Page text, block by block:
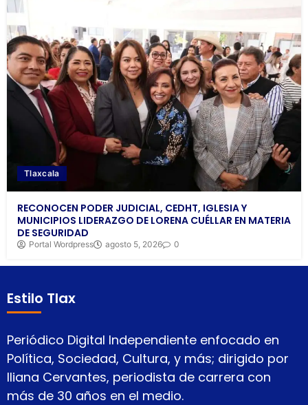
Tlaxcala
RECONOCEN PODER JUDICIAL, CEDHT, IGLESIA Y
MUNICIPIOS LIDERAZGO DE LORENA CUÉLLAR EN MATERIA
DE SEGURIDAD
Portal Wordpress agosto 5, 2026 0
Estilo Tlax
Periódico Digital Independiente enfocado en
Política, Sociedad, Cultura, y más; dirigido por
Iliana Cervantes, periodista de carrera con
más de 30 años en el medio.